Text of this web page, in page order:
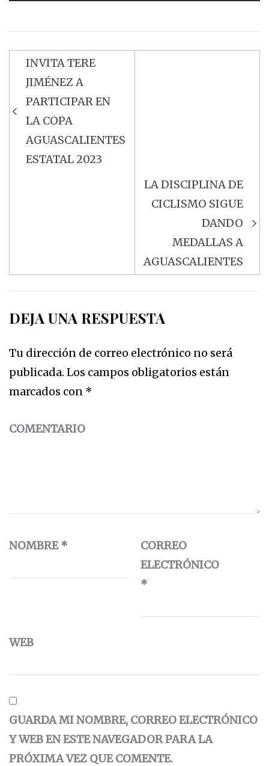
Navegación
de
entradas
INVITA TERE
JIMÉNEZ A
PARTICIPAR EN
LA COPA
AGUASCALIENTES
ESTATAL 2023
LA DISCIPLINA DE
CICLISMO SIGUE
DANDO
MEDALLAS A
AGUASCALIENTES
DEJA UNA RESPUESTA
Tu dirección de correo electrónico no será
publicada. Los campos obligatorios están
marcados con *
COMENTARIO
NOMBRE*
CORREO
ELECTRÓNICO
*
WEB
GUARDA MI NOMBRE, CORREO ELECTRÓNICO
Y WEB EN ESTE NAVEGADOR PARA LA
PRÓXIMA VEZ QUE COMENTE.